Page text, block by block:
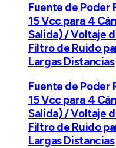
Fuente de Poder
15 Vcc para 4
Salida) / Voltaje
Filtro de Ruido
Largas Distancias
Fuente de Poder
15 Vcc para 4
Salida) / Voltaje
Filtro de Ruido
Largas Distancias